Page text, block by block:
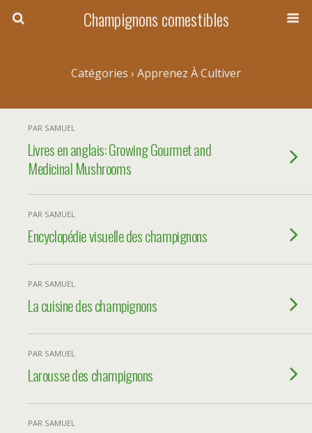
Champignons comestibles
Catégories › Apprenez À Cultiver
PAR SAMUEL
Livres en anglais: Growing Gourmet and
Medicinal Mushrooms
PAR SAMUEL
Encyclopédie visuelle des champignons
PAR SAMUEL
La cuisine des champignons
PAR SAMUEL
Larousse des champignons
PAR SAMUEL